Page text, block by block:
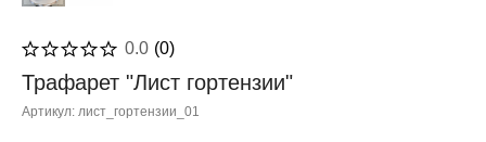
0.0 (0)
Трафарет "Лист гортензии"
Артикул: лист_гортензии_01